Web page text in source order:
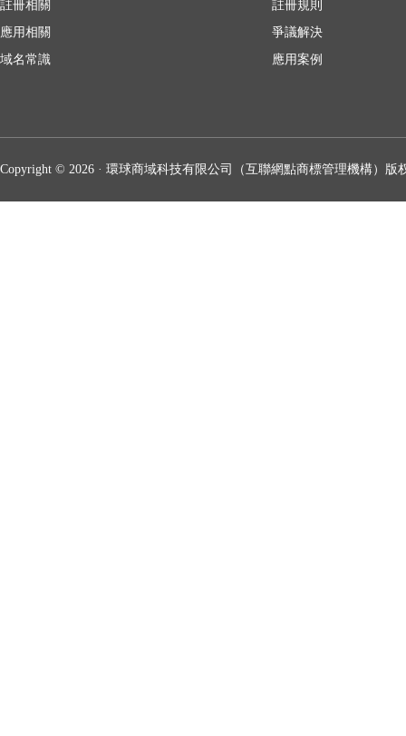
註冊相關
應用相關
域名常識
註冊規則
爭議解決
應用案例
Copyright © 2026 · 環球商域科技有限公司（互聯網點商標管理機構）版